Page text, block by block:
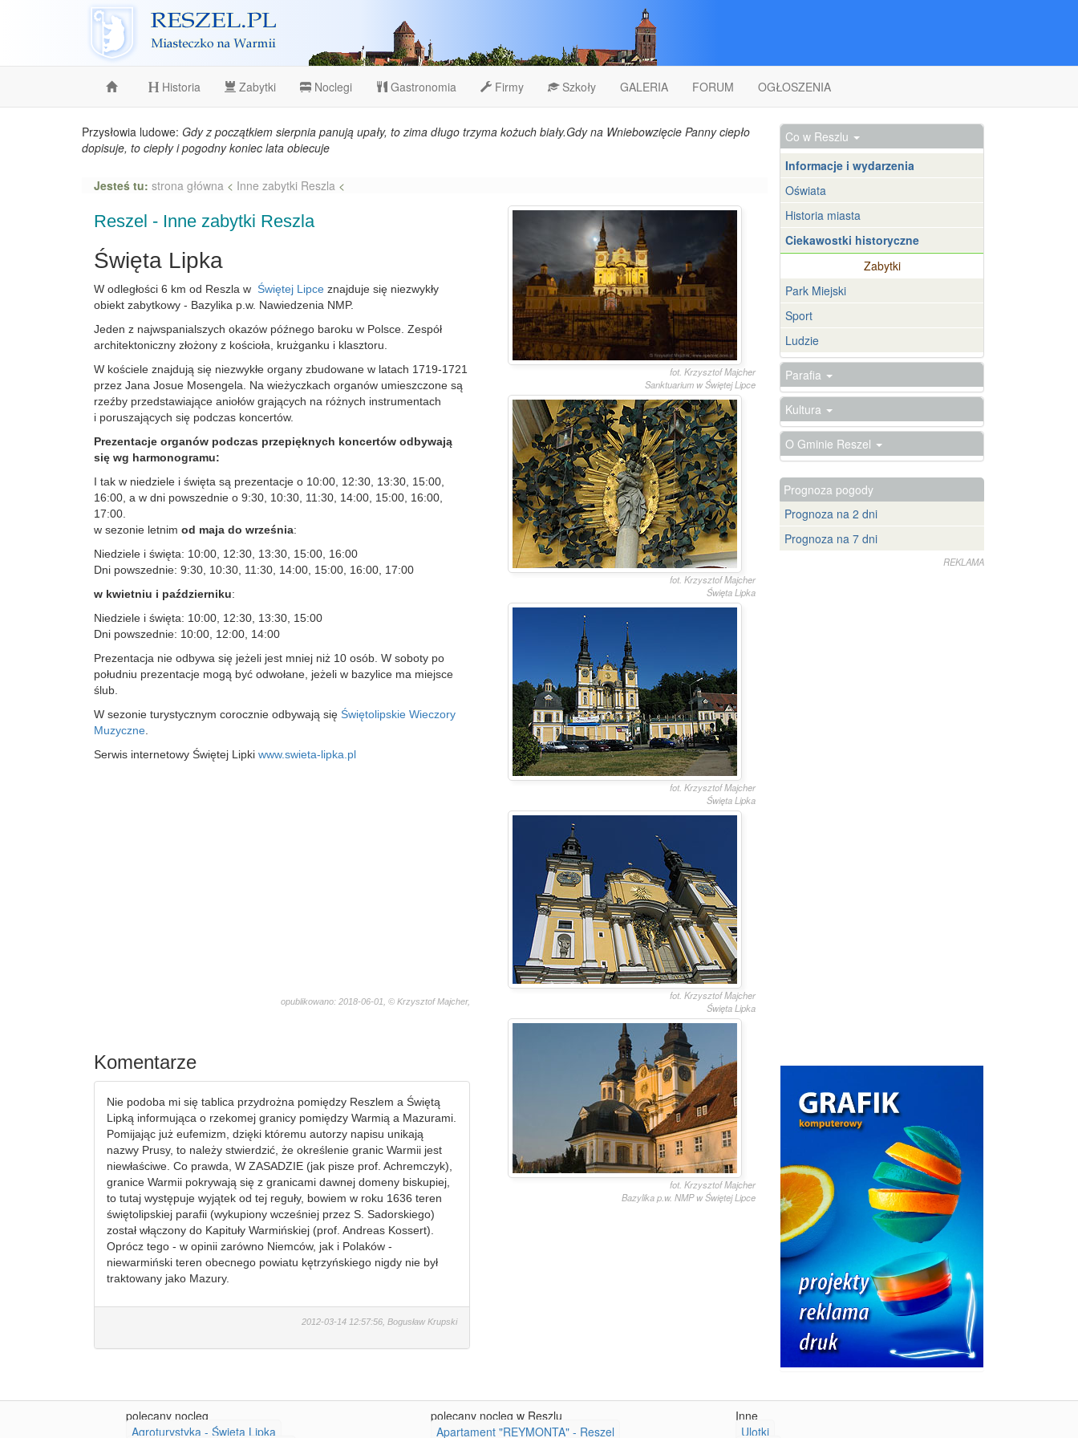
Reszel
Historia Zabytki Noclegi Gastronomia Firmy Szkoły GALERIA FORUM OGŁOSZENIA
Przysłowia ludowe: Gdy z początkiem sierpnia panują upały, to zima długo trzyma kożuch biały.Gdy na Wniebowzięcie Panny ciepło
dopisuje, to ciepły i pogodny koniec lata obiecuje
Jesteś tu: strona główna < Inne zabytki Reszla <
Reszel - Inne zabytki Reszla
Święta Lipka
W odległości 6 km od Reszla w Świętej Lipce znajduje się niezwykły
obiekt zabytkowy - Bazylika p.w. Nawiedzenia NMP.
Jeden z najwspanialszych okazów późnego baroku w Polsce. Zespół
architektoniczny złożony z kościoła, krużganku i klasztoru.
W kościele znajdują się niezwykłe organy zbudowane w latach 1719-1721
przez Jana Josue Mosengela. Na wieżyczkach organów umieszczone są
rzeźby przedstawiające aniołów grających na różnych instrumentach
i poruszających się podczas koncertów.
Prezentacje organów podczas przepięknych koncertów odbywają
się wg harmonogramu:
I tak w niedziele i święta są prezentacje o 10:00, 12:30, 13:30, 15:00,
16:00, a w dni powszednie o 9:30, 10:30, 11:30, 14:00, 15:00, 16:00,
17:00.
w sezonie letnim od maja do września:
Niedziele i święta: 10:00, 12:30, 13:30, 15:00, 16:00
Dni powszednie: 9:30, 10:30, 11:30, 14:00, 15:00, 16:00, 17:00
w kwietniu i październiku:
Niedziele i święta: 10:00, 12:30, 13:30, 15:00
Dni powszednie: 10:00, 12:00, 14:00
Prezentacja nie odbywa się jeżeli jest mniej niż 10 osób. W soboty po
południu prezentacje mogą być odwołane, jeżeli w bazylice ma miejsce
ślub.
W sezonie turystycznym corocznie odbywają się Świętolipskie Wieczory
Muzyczne
Serwis internetowy Świętej Lipki www.swieta-lipka.pl
opublikowano: 2018-06-01, © Krzysztof Majcher,
Komentarze
Nie podoba mi się tablica przydrożna pomiędzy Reszlem a Świętą
Lipką informująca o rzekomej granicy pomiędzy Warmią a Mazurami.
Pomijając już eufemizm, dzięki któremu autorzy napisu unikają
nazwy Prusy, to należy stwierdzić, że określenie granic Warmii jest
niewłaściwe. Co prawda, W ZASADZIE (jak pisze prof. Achremczyk),
granice Warmii pokrywają się z granicami dawnej domeny biskupiej,
to tutaj występuje wyjątek od tej reguły, bowiem w roku 1636 teren
świętolipskiej parafii (wykupiony wcześniej przez S. Sadorskiego)
został włączony do Kapituły Warmińskiej (prof. Andreas Kossert).
Oprócz tego - w opinii zarówno Niemców, jak i Polaków -
niewarmiński teren obecnego powiatu kętrzyńskiego nigdy nie był
traktowany jako Mazury.
2012-03-14 12:57:56, Bogusław Krupski
fot. Krzysztof Majcher
Sanktuarium w Świętej Lipce
fot. Krzysztof Majcher
Święta Lipka
fot. Krzysztof Majcher
Święta Lipka
fot. Krzysztof Majcher
Święta Lipka
fot. Krzysztof Majcher
Bazylika p.w. NMP w Świętej Lipce
Co w Reszlu
Informacje i wydarzenia
Oświata
Historia miasta
Ciekawostki historyczne
Zabytki
Park Miejski
Sport
Ludzie
Parafia
Kultura
O Gminie Reszel
Prognoza pogody
Prognoza na 2 dni
Prognoza na 7 dni
REKLAMA
polecany nocleg
Agroturystyka - Święta Lipka
polecany nocleg w Reszlu
Apartament "REYMONTA" - Reszel
Inne
Ulotki